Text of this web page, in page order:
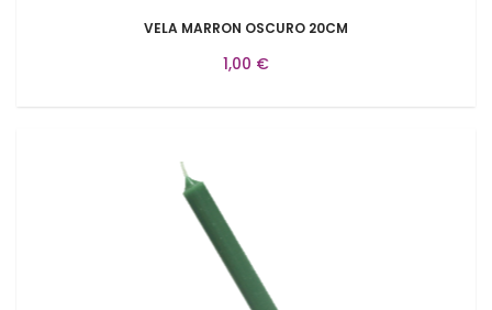
VELA MARRON OSCURO 20CM
1,00 €